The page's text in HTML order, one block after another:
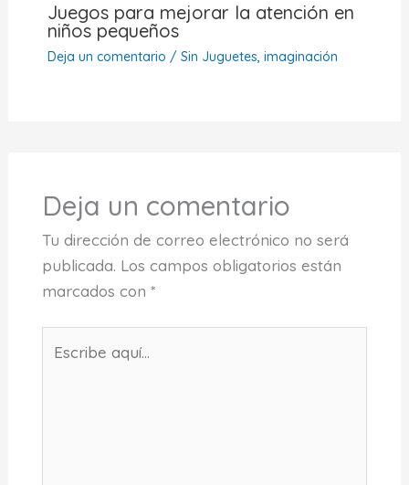
Juegos para mejorar la atención en
niños pequeños
Deja un comentario / Sin Juguetes, imaginación
Deja un comentario
Tu dirección de correo electrónico no será
publicada. Los campos obligatorios están
marcados con *
aquí...